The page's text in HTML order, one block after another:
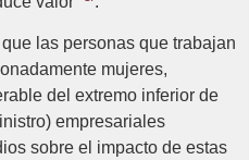
las personas que trabajan
mujeres,
del extremo inferior de
empresariales
sobre el impacto de estas